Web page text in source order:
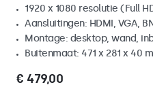
1920 x 1080 resolutie (Full
Aansluitingen: HDMI, VGA,
Montage: desktop, wand,
Buitenmaat: 471 x 281 x 40
€ 479,00